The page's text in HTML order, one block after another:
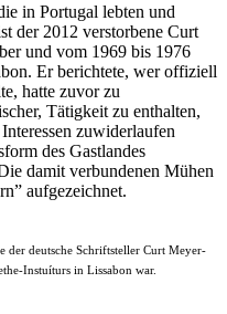
in Portugal lebten und
der 2012 verstorbene Curt
und vom 1969 bis 1976
Er berichtete, wer offiziell
hatte zuvor zu
Tätigkeit zu enthalten,
zuwiderlaufen
des Gastlandes
damit verbundenen Mühen
aufgezeichnet.
der deutsche Schriftsteller Curt Meyer-
Instuíturs in Lissabon war.